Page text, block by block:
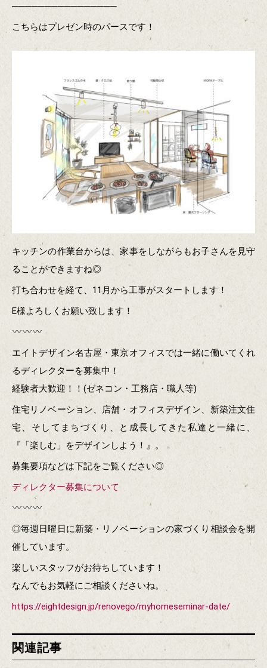
────────────────
こちらはプレゼン時のパースです！
キッチンの作業台からは、家事をしながらもお子さんを見守
ることができますね◎
打ち合わせを経て、11月から工事がスタートします！
E様よろしくお願い致します！
エイトデザイン名古屋・東京オフィスでは一緒に働いてくれ
るディレクターを募集中！
経験者大歓迎！！(ゼネコン・工務店・職人等)
住宅リノベーション、店舗・オフィスデザイン、新築注文住
宅、そしてまちづくり、と成長してきた私達と一緒に、
『「楽しむ」をデザインしよう！』。
募集要項などは下記をご覧ください◎
ディレクター募集について
◎毎週日曜日に新築・リノベーションの家づくり相談会を開
催しています。
楽しいスタッフがお待ちしています！
なんでもお気軽にご相談くださいね。
https://eightdesign.jp/renovego/myhomeseminar-date/
関連記事